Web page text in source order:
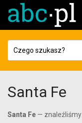
Santa Fe
Santa Fe — znaleźliśmy